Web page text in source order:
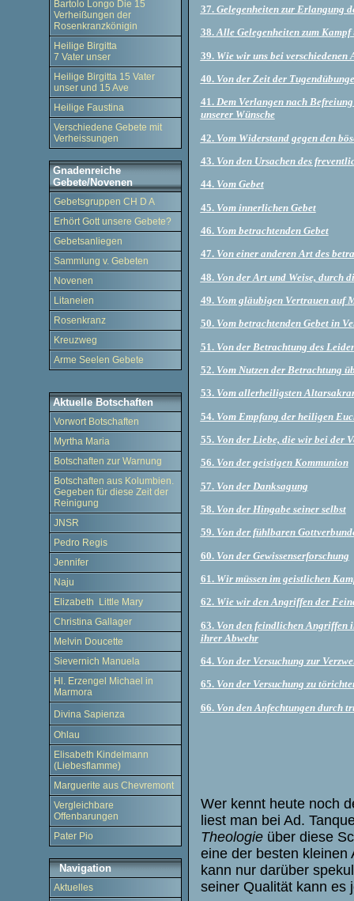
Bartolo Longo Die 15
Verheißungen der
Rosenkranzkönigin
Heilige Birgitta
7 Vater unser
Heilige Birgitta 15 Vater
unser und 15 Ave
Heilige Faustina
Verschiedene Gebete mit
Verheissungen
Gnadenreiche
Gebete/Novenen
Gebetsgruppen CH D A
Erhört Gott unsere Gebete?
Gebetsanliegen
Sammlung v. Gebeten
Novenen
Litaneien
Rosenkranz
Kreuzweg
Arme Seelen Gebete
Aktuelle Botschaften
Vorwort Botschaften
Myrtha Maria
Botschaften zur Warnung
Botschaften aus Kolumbien.
Gegeben für diese Zeit der
Reinigung
JNSR
Pedro Regis
Jennifer
Naju
Elizabeth Little Mary
Christina Gallager
Melvin Doucette
Sievernich Manuela
Hl. Erzengel Michael in
Marmora
Divina Sapienza
Ohlau
Elisabeth Kindelmann
(Liebesflamme)
Marguerite aus Chevremont
Vergleichbare
Offenbarungen
Pater Pio
Navigation
Aktuelles
37. Gelegenheiten zur Erlangung
38.Alle Gelegenheiten zum
39. Wie wir uns bei verschiedenen
40. Von der Zeit der
41. Dem Verlangen nach
unserer Wünsche
42. Vom Widerstand gegen den
43. Von den Ursachen des
44. Vom Gebet
45. Vom innerlichen Gebet
46. Vom betrachtenden Gebet
47. Von einer anderen Art des
48. Von der Art und Weise, durch
49. Vom gläubigen Vertrauen auf
50. Vom betrachtenden Gebet in
51. Von der Betrachtung des
52. Vom Nutzen der Betrachtung
53. Vom allerheiligsten
54. Vom Empfang der heiligen
55. Von der Liebe, die wir bei der
56. Von der geistigen Kommunion
57. Von der Danksagung
58. Von der Hingabe seiner selbst
59. Von der fühlbaren
60. Von der Gewissenserforschung
61. Wir müssen im geistlichen
62. Wie wir den Angriffen der
63. Von den feindlichen Angriffen
ihrer Abwehr
64. Von der Versuchung zur
65. Von der Versuchung zu
66. Von den Anfechtungen durch
Wer kennt heute noch
liest man bei Ad.
Theologie über diese
eine der besten kleinen
kann nur darüber
seiner Qualität kann es